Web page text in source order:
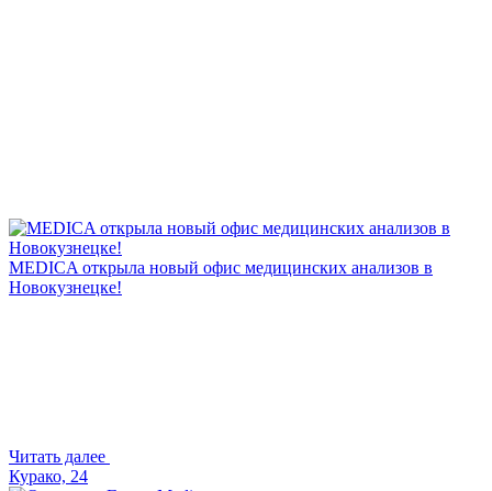
MEDICA открыла новый офис медицинских анализов в
Новокузнецке!
Читать далее
Курако, 24